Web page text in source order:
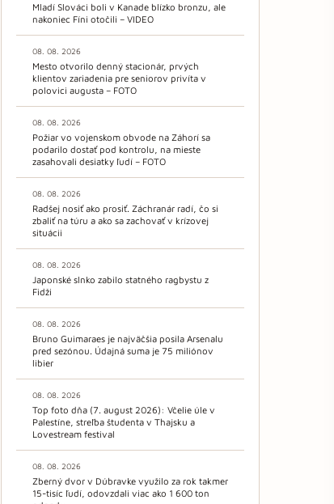
Mladí Slováci boli v Kanade blízko bronzu, ale
nakoniec Fíni otočili – VIDEO
08. 08. 2026
Mesto otvorilo denný stacionár, prvých
klientov zariadenia pre seniorov privíta v
polovici augusta – FOTO
08. 08. 2026
Požiar vo vojenskom obvode na Záhorí sa
podarilo dostať pod kontrolu, na mieste
zasahovali desiatky ľudí – FOTO
08. 08. 2026
Radšej nosiť ako prosiť. Záchranár radí, čo si
zbaliť na túru a ako sa zachovať v krízovej
situácii
08. 08. 2026
Japonské slnko zabilo statného ragbystu z
Fidži
08. 08. 2026
Bruno Guimaraes je najväčšia posila Arsenalu
pred sezónou. Údajná suma je 75 miliónov
libier
08. 08. 2026
Top foto dňa (7. august 2026): Včelie úle v
Palestíne, streľba študenta v Thajsku a
Lovestream festival
08. 08. 2026
Zberný dvor v Dúbravke využilo za rok takmer
15-tisíc ľudí, odovzdali viac ako 1 600 ton